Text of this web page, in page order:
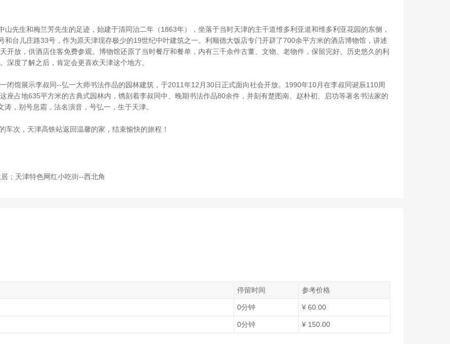
山先生和梅兰芳先生的足迹，始建于清同治二年（1863年），坐落于当时天津的主干道维多利亚道和维多利亚花园的东侧，
和台儿庄路33号，作为原天津现存极少的19世纪中叶建筑之一。利顺德大饭店专门开辟了700余平方米的酒店博物馆，讲述
开放，供酒店住客免费参观。博物馆还原了当时餐厅和餐单，内有三千余件古董、文物、老物件，保留完好。历史悠久的利
深度了解之后，肯定会更喜欢天津这个地方。
闭馆展示李叔同--弘一大师书法作品的园林建筑，于2011年12月30日正式面向社会开放。1990年10月在李叔同诞辰110周
座占地635平方米的古典式园林内，镌刻着李叔同中、晚期书法作品80余件，并刻有楚图南、赵朴初、启功等著名书法家的
，别号息霜，法名演音，号弘一，生于天津。
次，天津高铁站返回温馨的家，结束愉快的旅程！
；天津特色网红小吃街--西北角
停留时间 参考价格
0分钟 ¥ 60.00
0分钟 ¥ 150.00